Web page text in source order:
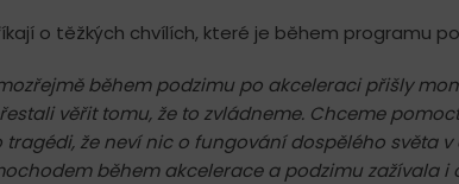
o těžkých chvílích, které je během programu
během podzimu po akceleracipřišly
věřit tomu, že to zvládneme. Chceme
tragédi, že neví nic o fungování dospěléhosvětav
během akcelerace a podzimu zažívala i